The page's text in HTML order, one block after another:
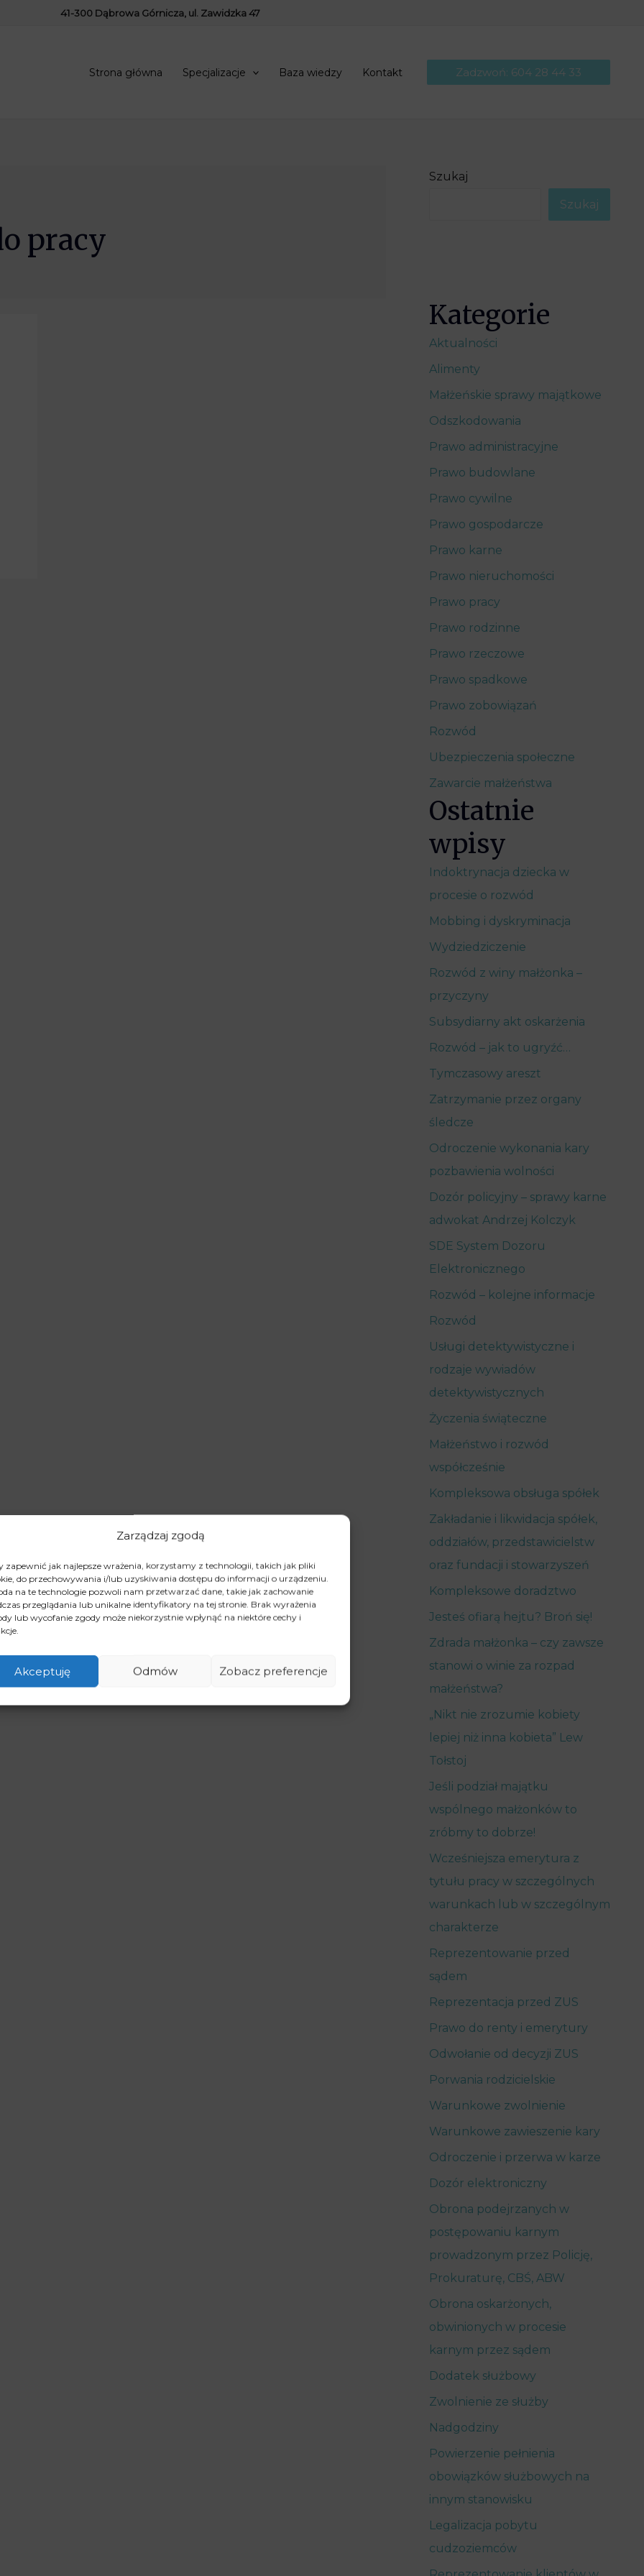
Zarządzaj zgodą
zapewnić jak najlepsze wrażenia, korzystamy z technologii, takich jak pliki
do przechowywania i/lub uzyskiwania dostępu do informacji o urządzeniu.
na te technologie pozwoli nam przetwarzać dane, takie jak zachowanie
przeglądania lub unikalne identyfikatory na tej stronie. Brak wyrażenia
lub wycofanie zgody może niekorzystnie wpłynąć na niektóre cechy i
Akceptuję Odmów Zobacz preferencje
41-300 Dąbrowa Górnicza, ul. Zawidzka 47
Strona główna Specjalizacje Baza wiedzy Kontakt Zadzwoń: 604 28 44 33
pracy
Szukaj
Szukaj
Kategorie
Aktualności
Alimenty
Małżeńskie sprawy majątkowe
Odszkodowania
Prawo administracyjne
Prawo budowlane
Prawo cywilne
Prawo gospodarcze
Prawo karne
Prawo nieruchomości
Prawo pracy
Prawo rodzinne
Prawo rzeczowe
Prawo spadkowe
Prawo zobowiązań
Rozwód
Ubezpieczenia społeczne
Zawarcie małżeństwa
Ostatnie
wpisy
Indoktrynacja dziecka w
procesie o rozwód
Mobbing i dyskryminacja
Wydziedziczenie
Rozwód z winy małżonka –
przyczyny
Subsydiarny akt oskarżenia
Rozwód – jak to ugryźć…
Tymczasowy areszt
Zatrzymanie przez organy
śledcze
Odroczenie wykonania kary
pozbawienia wolności
Dozór policyjny – sprawy karne
adwokat Andrzej Kolczyk
SDE System Dozoru
Elektronicznego
Rozwód – kolejne informacje
Rozwód
Usługi detektywistyczne i
rodzaje wywiadów
detektywistycznych
Życzenia świąteczne
Małżeństwo i rozwód
współcześnie
Kompleksowa obsługa spółek
Zakładanie i likwidacja spółek,
oddziałów, przedstawicielstw
oraz fundacji i stowarzyszeń
Kompleksowe doradztwo
Jesteś ofiarą hejtu? Broń się!
Zdrada małżonka – czy zawsze
stanowi o winie za rozpad
małżeństwa?
„Nikt nie zrozumie kobiety
lepiej niż inna kobieta” Lew
Tołstoj
Jeśli podział majątku
wspólnego małżonków to
zróbmy to dobrze!
Wcześniejsza emerytura z
tytułu pracy w szczególnych
warunkach lub w szczególnym
charakterze
Reprezentowanie przed
sądem
Reprezentacja przed ZUS
Prawo do renty i emerytury
Odwołanie od decyzji ZUS
Porwania rodzicielskie
Warunkowe zwolnienie
Warunkowe zawieszenie kary
Odroczenie i przerwa w karze
Dozór elektroniczny
Obrona podejrzanych w
postępowaniu karnym
prowadzonym przez Policję,
Prokuraturę, CBŚ, ABW
Obrona oskarżonych,
obwinionych w procesie
karnym przez sądem
Dodatek służbowy
Zwolnienie ze służby
Nadgodziny
Powierzenie pełnienia
obowiązków służbowych na
innym stanowisku
Legalizacja pobytu
cudzoziemców